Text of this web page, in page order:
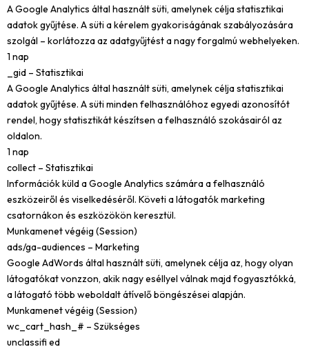
A Google Analytics által használt süti, amelynek célja statisztikai
adatok gyűjtése. A süti a kérelem gyakoriságának szabályozására
szolgál – korlátozza az adatgyűjtést a nagy forgalmú webhelyeken.
1 nap
_gid – Statisztikai
A Google Analytics által használt süti, amelynek célja statisztikai
adatok gyűjtése. A süti minden felhasználóhoz egyedi azonosítót
rendel, hogy statisztikát készítsen a felhasználó szokásairól az
oldalon.
1 nap
collect – Statisztikai
Információk küld a Google Analytics számára a felhasználó
eszközeiről és viselkedéséről. Követi a látogatók marketing
csatornákon és eszközökön keresztül.
Munkamenet végéig (Session)
ads/ga-audiences – Marketing
Google AdWords által használt süti, amelynek célja az, hogy olyan
látogatókat vonzzon, akik nagy eséllyel válnak majd fogyasztókká,
a látogató több weboldalt átívelő böngészései alapján.
Munkamenet végéig (Session)
wc_cart_hash_# – Szükséges
unclassifi ed